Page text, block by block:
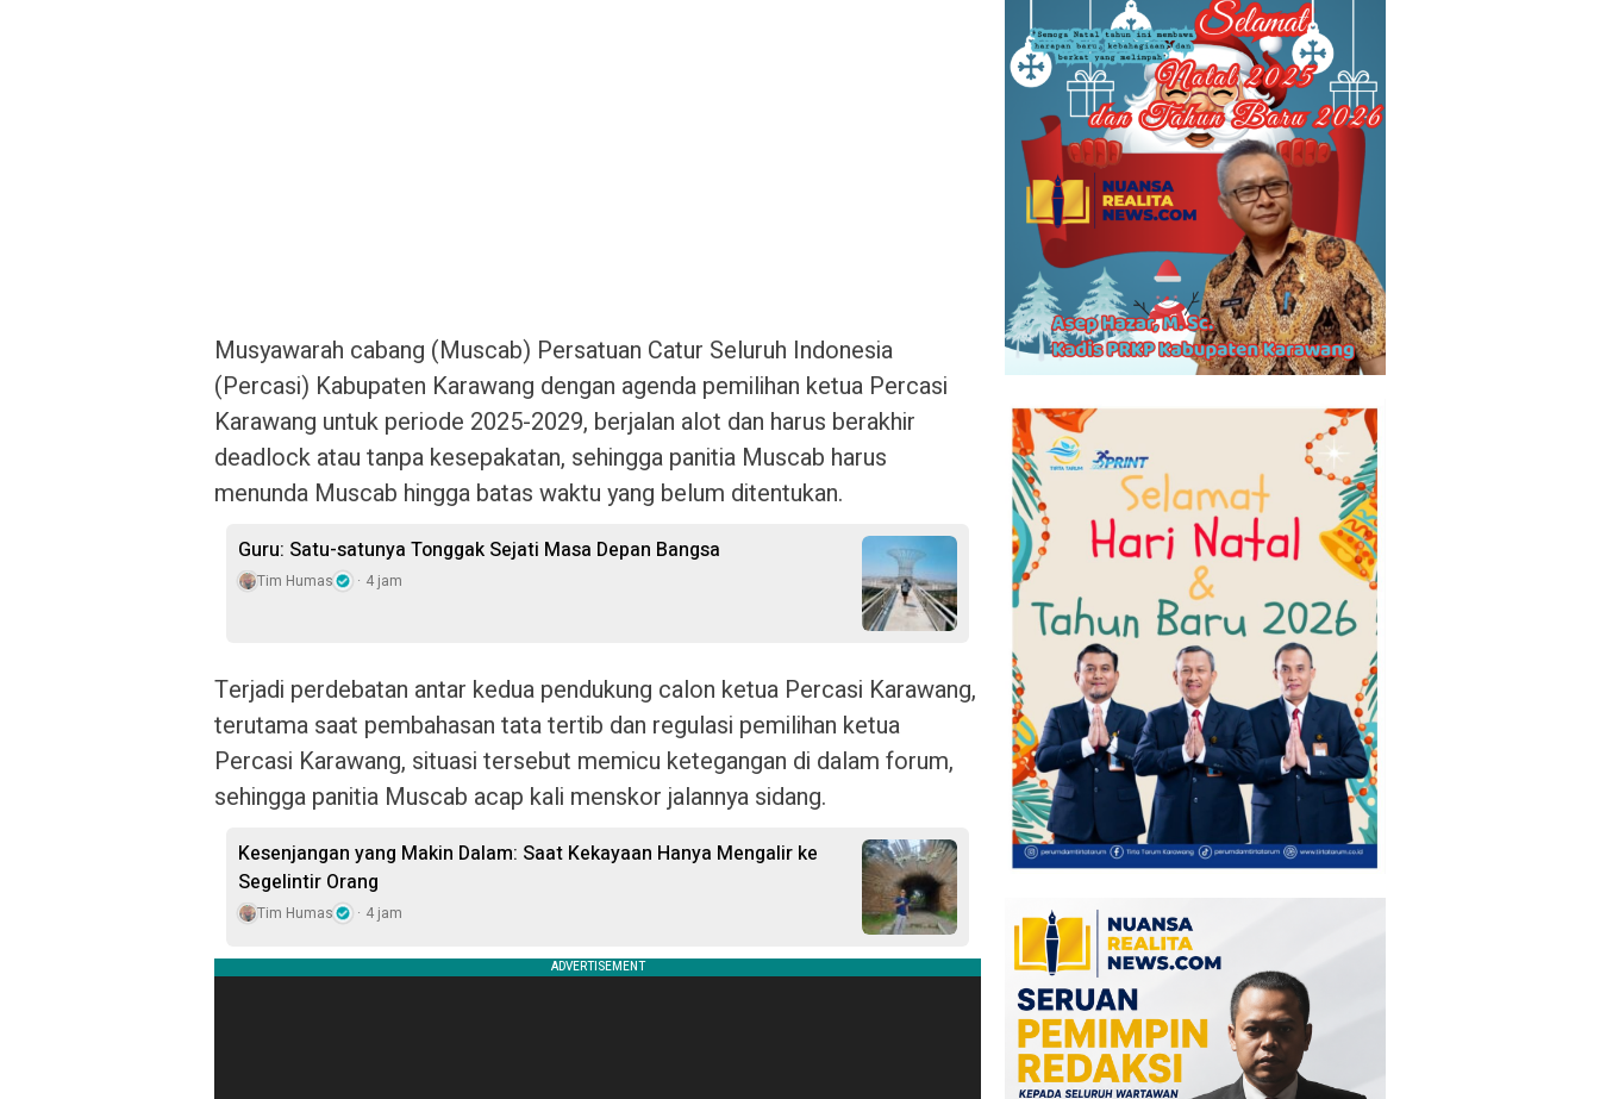
Musyawarah cabang (Muscab) Persatuan Catur Seluruh Indonesia
(Percasi) Kabupaten Karawang dengan agenda pemilihan ketua Percasi
Karawang untuk periode 2025-2029, berjalan alot dan harus berakhir
deadlock atau tanpa kesepakatan, sehingga panitia Muscab harus
menunda Muscab hingga batas waktu yang belum ditentukan.
Guru: Satu-satunya Tonggak Sejati Masa Depan Bangsa
Tim Humas 4 jam
Terjadi perdebatan antar kedua pendukung calon ketua Percasi Karawang,
terutama saat pembahasan tata tertib dan regulasi pemilihan ketua
Percasi Karawang, situasi tersebut memicu ketegangan di dalam forum,
sehingga panitia Muscab acap kali menskor jalannya sidang.
Kesenjangan yang Makin Dalam: Saat Kekayaan Hanya Mengalir ke
Segelintir Orang
Tim Humas 4 jam